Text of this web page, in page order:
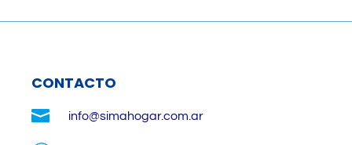
CONTACTO
 info@simahogar.com.ar